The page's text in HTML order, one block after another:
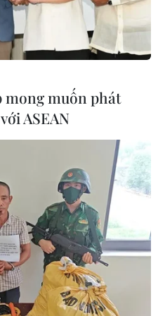
Cảnh
những
vận
trong vụ
Huê Viên
mong muốn phát
ASEAN